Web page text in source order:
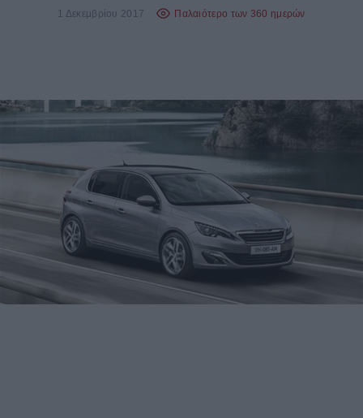
1 Δεκεμβρίου 2017 Παλαιότερο των 360 ημερών